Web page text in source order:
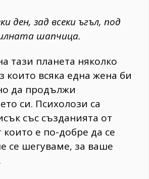
ден, зад всеки ъгъл, под
шапчица.
тази планета няколко
които всяка една жена би
да продължи
си. Психолози са
със създанията от
които е по-добре да се
се шегуваме, за ваше